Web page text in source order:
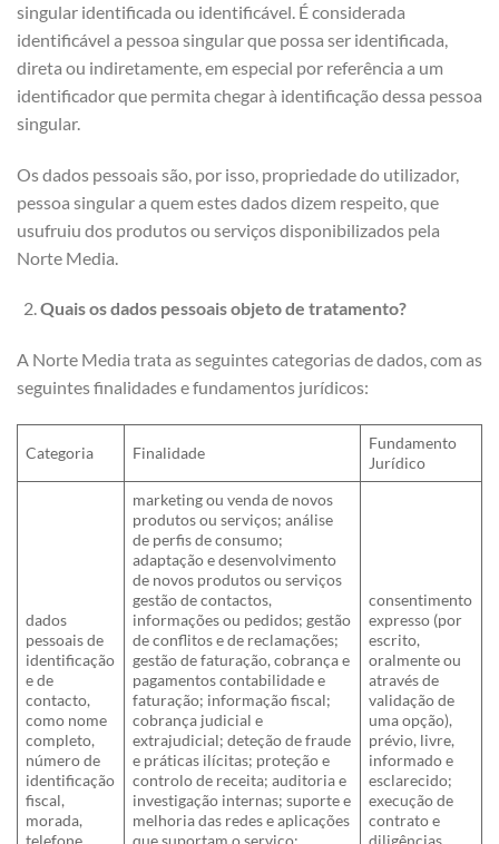
singular identificada ou identificável. É considerada
identificável a pessoa singular que possa ser identificada,
direta ou indiretamente, em especial por referência a um
identificador que permita chegar à identificação dessa pessoa
singular.
Os dados pessoais são, por isso, propriedade do utilizador,
pessoa singular a quem estes dados dizem respeito, que
usufruiu dos produtos ou serviços disponibilizados pela
Norte Media.
Quais os dados pessoais objeto de tratamento?
A Norte Media trata as seguintes categorias de dados, com as
seguintes finalidades e fundamentos jurídicos:
Categoria Finalidade
Fundamento
Jurídico
dados
pessoais de
identificação
e de
contacto,
como nome
completo,
número de
identificação
fiscal,
morada,
telefone,
marketing ou venda de novos
produtos ou serviços; análise
de perfis de consumo;
adaptação e desenvolvimento
de novos produtos ou serviços
gestão de contactos,
informações ou pedidos; gestão
de conflitos e de reclamações;
gestão de faturação, cobrança e
pagamentos contabilidade e
faturação; informação fiscal;
cobrança judicial e
extrajudicial; deteção de fraude
e práticas ilícitas; proteção e
controlo de receita; auditoria e
investigação internas; suporte e
melhoria das redes e aplicações
que suportam o serviço;
consentimento
expresso (por
escrito,
oralmente ou
através de
validação de
uma opção),
prévio, livre,
informado e
esclarecido;
execução de
contrato e
diligências